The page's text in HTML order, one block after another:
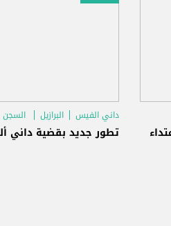
داني الفيس البرازيل السجن
تطور جديد بقضية داني